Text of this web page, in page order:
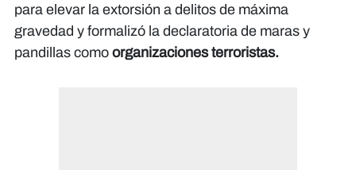
para elevar la extorsión a delitos de máxima
gravedad y formalizó la declaratoria de maras y
pandillas como organizaciones terroristas.